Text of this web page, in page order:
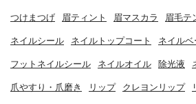
つけまつげ 眉ティント 眉マスカラ 眉毛テ
ネイルシール ネイルトップコート ネイルベ
フットネイルシール ネイルオイル 除光液
爪やすり・爪磨き リップ クレヨンリップ